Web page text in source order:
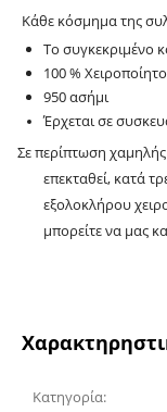
Κάθε κόσμημα της
Το συγκεκριμένο
100 % Χειροποίητο
950 ασήμι
Έρχεται σε
Σε περίπτωση
επεκταθεί, κατά
εξολοκλήρου
μπορείτε να μας
Κατηγορία: